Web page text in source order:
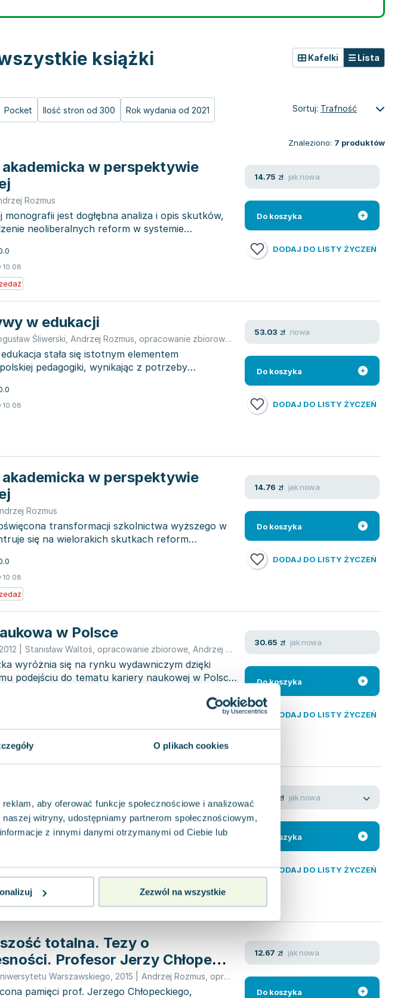
O plikach cookies
aby oferować funkcje społecznościowe i analizować
witryny, udostępniamy partnerom społecznościowym,
z innymi danymi otrzymanymi od Ciebie lub
Zezwól na wszystkie
książki
Pocket Ilość stron od 300 Rok wydania od 2021
Kafelki Lista
Sortuj: Trafność
Znaleziono: 7 produktów
akademicka w perspektywie
Rozmus
monografii jest dogłębna analiza i opis skutków,
neoliberalnych reform w systemie
10.08
14.75 zł jak nowa
Do koszyka
DODAJ DO LISTY ŻYCZEŃ
w edukacji
Śliwerski Andrzej Rozmus opracowanie zbiorowe , praca zbiorowa Edyta Gruszczyk-
stała się istotnym elementem
pedagogiki, wynikając z potrzeby
masowoś...
10.08
53.03 zł nowa
Do koszyka
DODAJ DO LISTY ŻYCZEŃ
akademicka w perspektywie
Rozmus
transformacji szkolnictwa wyższego w
się na wielorakich skutkach reform
10.08
14.76 zł jak nowa
Do koszyka
DODAJ DO LISTY ŻYCZEŃ
w Polsce
2012 Stanisław Waltoś opracowanie zbiorowe Andrzej Rozmus
wyróżnia się na rynku wydawniczym dzięki
podejściu do tematu kariery naukowej w Polsce.
30.65 zł jak nowa
Do koszyka
DODAJ DO LISTY ŻYCZEŃ
| Andrzej Rozmus
opracowanym przez Wilhelma
pełnił rolę naukowca dzielącego się z
10.08
zł jak nowa
Do koszyka
DODAJ DO LISTY ŻYCZEŃ
totalna. Tezy o
Profesor Jerzy Chłopecki
Warszawskiego 2015 Andrzej Rozmus opracowanie zbiorowe ,autor nieznany
pamięci prof. Jerzego Chłopeckiego,
12.67 zł jak nowa
Do koszyka